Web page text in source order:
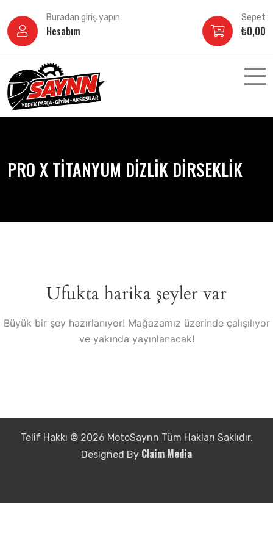
atla
Buradan giriş yapın
Hesabım
Sepet
₺0,00
PRO X TİTANYUM DİZLİK DİRSEKLİK
Ufukta harika şeyler var
Büyük bir şey hazırlanıyor! Mağazamız üzerinde çalışılıyor
ve yakında yayınlanacak!
Telif Hakkı © 2026 MotoSaynn Tüm Hakları Saklıdır.
Designed By Claim Media